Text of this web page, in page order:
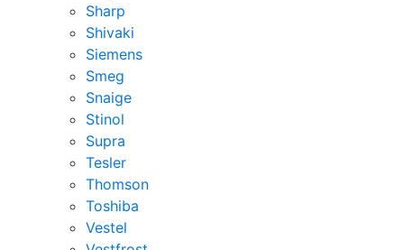
Sharp
Shivaki
Siemens
Smeg
Snaige
Stinol
Supra
Tesler
Thomson
Toshiba
Vestel